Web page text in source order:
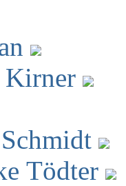
Kirner
Tödter